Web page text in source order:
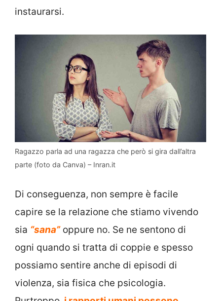
instaurarsi.
Ragazzo parla ad una ragazza che però si gira dall’altra
parte (foto da Canva) – Inran.it
Di conseguenza, non sempre è facile
capire se la relazione che stiamo vivendo
sia “sana”oppure no. Se ne sentono di
ogni quando si tratta di coppie e spesso
possiamo sentire anche di episodi di
violenza, sia fisica che psicologia.